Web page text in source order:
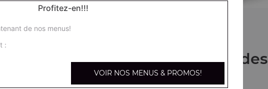
Nos Salades
Profitez-en!!!
de nos menus!
:
VOIR NOS MENUS & PROMOS!